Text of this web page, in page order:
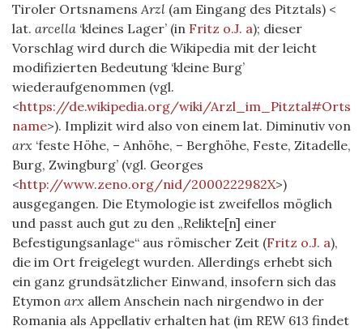
Tiroler OrtsnamensArzl (am Eingang des Pitztals) <
lat. arcella ‘kleines Lager’ (in Fritz o.J. a); dieser
Vorschlag wird durch die Wikipedia mit der leicht
modifizierten Bedeutung ‘kleine Burg’
wiederaufgenommen (vgl.
<https://de.wikipedia.org/wiki/Arzl_im_Pitztal#Orts
name>). Implizit wird also von einem lat. Diminutiv von
arx ‘feste Höhe, – Anhöhe, – Berghöhe, Feste, Zitadelle,
Burg, Zwingburg’ (vgl. Georges
<http://www.zeno.org/nid/2000222982X>)
ausgegangen. Die Etymologie ist zweifellos möglich
und passt auch gut zu den „Relikte[n] einer
Befestigungsanlage“ aus römischer Zeit (Fritz o.J. a),
die im Ort freigelegt wurden. Allerdings erhebt sich
ein ganz grundsätzlicher Einwand, insofern sich das
Etymon arx allem Anschein nach nirgendwo in der
Romania als Appellativ erhalten hat (im REW 613 findet